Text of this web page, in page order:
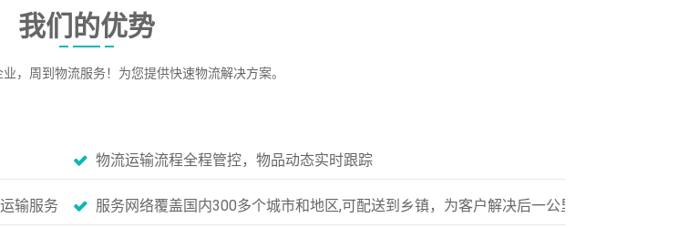
我们的优势
，周到物流服务！为您提供快速物流解决方案。
物流运输流程全程管控，物品动态实时跟踪
输服务 服务网络覆盖国内300多个城市和地区,可配送到乡镇，为客户解决后一公里配送服务